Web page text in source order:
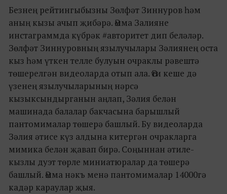
Безнең рейтингыбызны Зөлфәт Зиннуров һәм
аның кызы ачып җибәрә. Әмма Залияне
инстаграммда күбрәк #авторитет дип беләләр.
Зөлфәт Зиннуровның язылучылары Зәлиянең оста
кыз һәм үткен телле булуын очраклы рәвештә
төшерелгән видеоларда отып ала. Әти кеше дә
үзенең язылучыларының нәрсә
кызыксындырганын аңлап, Зәлия белән
машинада балалар бакчасына барышлый
пантомималар төшерә башлый. Бу видеоларда
Зәлия әтисе күз алдына китергән очракларга
мимика белән җавап бирә. Соңыннан әтиле-
кызлы дуэт төрле миниатюралар да төшерә
башлый. Әмма нәкъ менә пантомималар 14000гә
кадәр караулар җыя.